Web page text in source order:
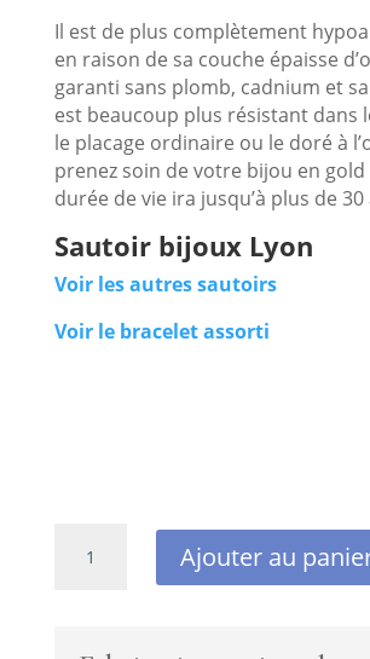
Il est de plus complètement
en raison de sa couche épaisse
garanti sans plomb, cadnium et
est beaucoup plus résistant dans
le placage ordinaire ou le doré à
prenez soin de votre bijou en gold
durée de vie ira jusqu’à plus de 30
Sautoir bijoux Lyon
Voir les autres sautoirs
Voir le bracelet assorti
byzantin
Ajouter au